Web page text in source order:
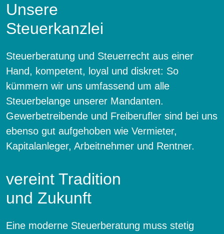
Unsere
Steuerkanzlei
Steuerberatung und Steuerrecht aus einer
Hand, kompetent, loyal und diskret: So
kümmern wir uns umfassend um alle
Steuerbelange unserer Mandanten.
Gewerbetreibende und Freiberufler sind bei uns
ebenso gut aufgehoben wie Vermieter,
Kapitalanleger, Arbeitnehmer und Rentner.
vereint Tradition
und Zukunft
Eine moderne Steuerberatung muss stetig